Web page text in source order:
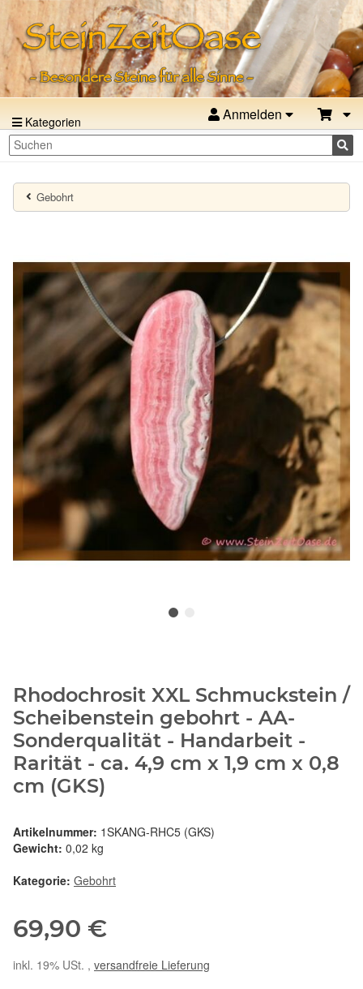
Kategorien Anmelden
Gebohrt
Rhodochrosit XXL Schmuckstein /
Scheibenstein gebohrt - AA-
Sonderqualität - Handarbeit -
Rarität - ca. 4,9 cm x 1,9 cm x 0,8
cm (GKS)
Artikelnummer: 1SKANG-RHC5 (GKS)
Gewicht: 0,02 kg
Kategorie: Gebohrt
69,90 €
inkl. 19% USt. , versandfreie Lieferung